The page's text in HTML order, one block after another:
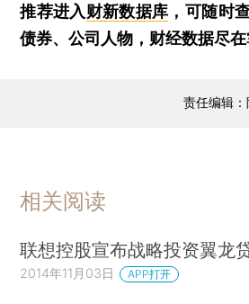
推荐进入财新数据库 ，可随时
债券、公司人物，财经数据尽在
责任编辑
相关阅读
联想控股宣布战略投资翼龙
2014年11月03日 APP打开